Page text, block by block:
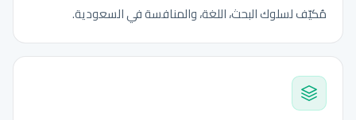
مُكيّف لسلوك البحث، اللغة، والمنافسة في السعودية.